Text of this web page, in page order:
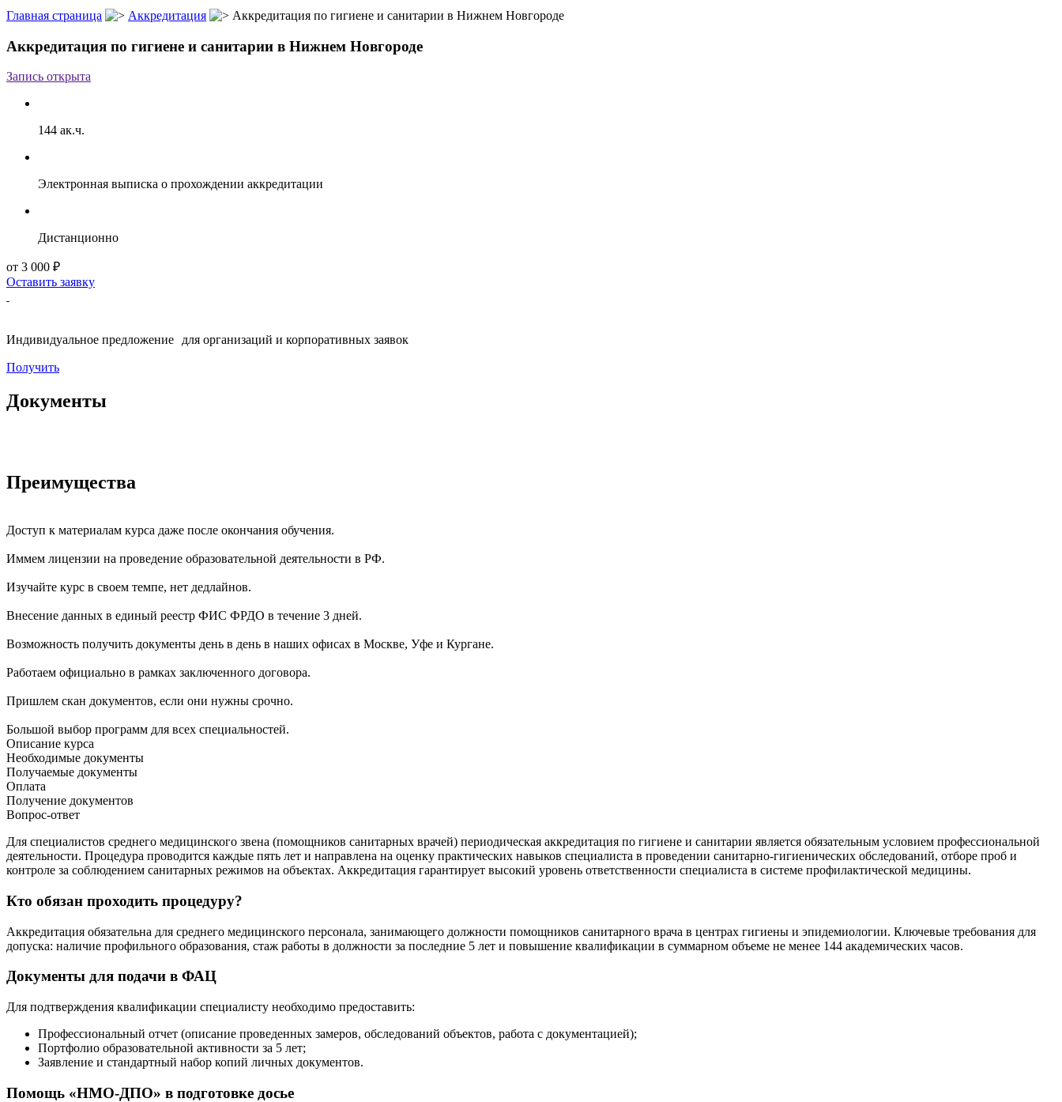
Главная страница
Аккредитация Аккредитация по гигиене и санитарии в Нижнем Новгороде
Аккредитация по гигиене и санитарии в Нижнем Новгороде
Запись открыта
144 ак.ч.
Электронная выписка о прохождении аккредитации
Дистанционно
от 3 000 ₽
Оставить заявку
Индивидуальное предложение для организаций и корпоративных заявок
Получить
Документы
Преимущества
Доступ к материалам курса даже после окончания обучения.
Иммем лицензии на проведение образовательной деятельности в РФ.
Изучайте курс в своем темпе, нет дедлайнов.
Внесение данных в единый реестр ФИС ФРДО в течение 3 дней.
Возможность получить документы день в день в наших офисах в Москве, Уфе и Кургане.
Работаем официально в рамках заключенного договора.
Пришлем скан документов, если они нужны срочно.
Большой выбор программ для всех специальностей.
Описание курса
Необходимые документы
Получаемые документы
Оплата
Получение документов
Вопрос-ответ
Для специалистов среднего медицинского звена (помощников санитарных врачей) периодическая аккредитация по гигиене и санитарии является обязательным условием профессиональной
деятельности. Процедура проводится каждые пять лет и направлена на оценку практических навыков специалиста в проведении санитарно-гигиенических обследований, отборе проб и
контроле за соблюдением санитарных режимов на объектах. Аккредитация гарантирует высокий уровень ответственности специалиста в системе профилактической медицины.
Кто обязан проходить процедуру?
Аккредитация обязательна для среднего медицинского персонала, занимающего должности помощников санитарного врача в центрах гигиены и эпидемиологии. Ключевые требования для
допуска: наличие профильного образования, стаж работы в должности за последние 5 лет и повышение квалификации в суммарном объеме не менее 144 академических часов.
Документы для подачи в ФАЦ
Для подтверждения квалификации специалисту необходимо предоставить:
Профессиональный отчет (описание проведенных замеров, обследований объектов, работа с документацией);
Портфолио образовательной активности за 5 лет;
Заявление и стандартный набор копий личных документов.
Помощь «НМО-ДПО» в подготовке досье